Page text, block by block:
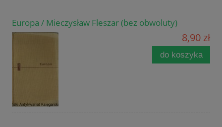
Europa / Mieczysław Fleszar (bez obwoluty)
8,90 zł
do koszyka